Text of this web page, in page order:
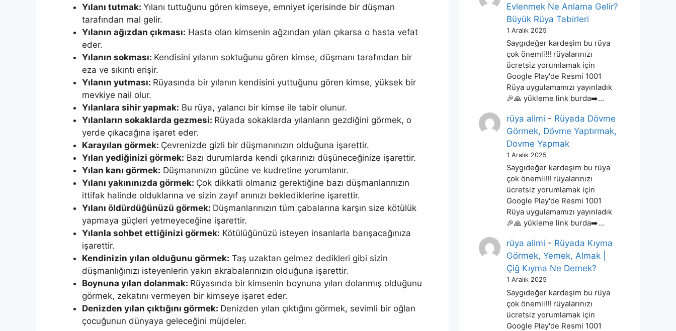
Yılanı tutmak: Yılanı tuttuğunu gören kimseye, emniyet içerisinde bir düşman
tarafından mal gelir.
Yılanın ağızdan çıkması: Hasta olan kimsenin ağzından yılan çıkarsa o hasta vefat
eder.
Yılanın sokması: Kendisini yılanın soktuğunu gören kimse, düşmanı tarafından bir
eza ve sıkıntı erişir.
Yılanın yutması: Rüyasında bir yılanın kendisini yuttuğunu gören kimse, yüksek bir
mevkiye nail olur.
Yılanlara sihir yapmak: Bu rüya, yalancı bir kimse ile tabir olunur.
Yılanların sokaklarda gezmesi: Rüyada sokaklarda yılanların gezdiğini görmek, o
yerde çıkacağına işaret eder.
Ka­rayılan görmek: Çevrenizde gizli bir düşmanınızın olduğuna işarettir.
Yı­lan yediğinizi görmek: Bazı durumlarda kendi çıkarınızı düşüneceğinize işarettir.
Yılan kanı görmek: Düşmanınızın gücüne ve kudretine yorumla­nır.
Yılanı yakınınızda görmek: Çok dikkatli olmanız gerektiğine bazı düşmanlarınızın
ittifak halinde olduklarına ve sizin zayıf anınızı beklediklerine işarettir.
Yılanı öldürdüğünüzü görmek: Düşmanlarınızın tüm çaba­larına karşın size kötülük
yapmaya güçleri yetmeyeceğine işarettir.
Yılan­la sohbet ettiğinizi görmek: Kötülüğünüzü isteyen insanlarla barışacağınıza
işarettir.
Kendinizin yılan olduğunu görmek: Taş uzaktan gelmez dedik­leri gibi sizin
düşmanlığınızı isteyenlerin yakın akrabalarınızın olduğuna işa­rettir.
Boynuna yılan dolanmak: Rüyasında bir kimsenin boynuna yılan dolanmış olduğunu
görmek, zekatını vermeyen bir kimseye işaret eder.
Denizden yılan çıktığını görmek: Denizden yılan çıktığını görmek, sevimli bir oğlan
çocuğunun dünyaya geleceğini müjdeler.
Evlenmek Ne Anlama Gelir?
Büyük Rüya Tabirleri
1 Aralık 2025
Saygıdeğer kardeşim bu rüya
çok önemli!!! rüyalarınızı
ücretsiz yorumlamak için
Google Play'de Resmi 1001
Rüya uygulamamızı yayınladık
🎉🙏 yükleme link burda➡️…
rüya alimi - Rüyada Dövme
Görmek, Dövme Yaptırmak,
Dovme Yapmak
1 Aralık 2025
Saygıdeğer kardeşim bu rüya
çok önemli!!! rüyalarınızı
ücretsiz yorumlamak için
Google Play'de Resmi 1001
Rüya uygulamamızı yayınladık
🎉🙏 yükleme link burda➡️…
rüya alimi - Rüyada Kıyma
Görmek, Yemek, Almak |
Çiğ Kıyma Ne Demek?
1 Aralık 2025
Saygıdeğer kardeşim bu rüya
çok önemli!!! rüyalarınızı
ücretsiz yorumlamak için
Google Play'de Resmi 1001